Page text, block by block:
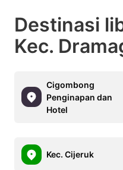
Destinasi
Kec.
Cigombong
Penginapan dan
Hotel
Kec. Cijeruk